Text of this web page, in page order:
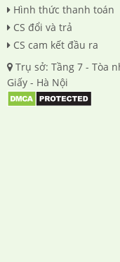
Hình thức thanh toán
CS đổi và trả
CS cam kết đầu ra
Trụ sở: Tầng 7 - Tòa
Giấy - Hà Nội